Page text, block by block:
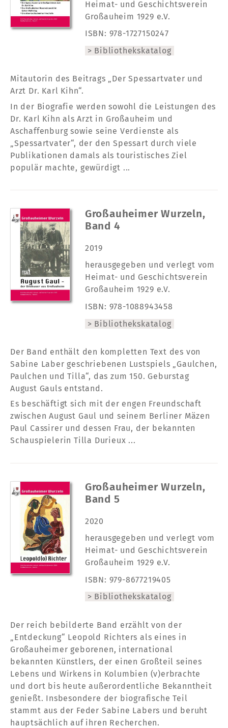
Heimat- und Geschichtsverein
Großauheim 1929 e.V.
ISBN: 978-1727150247
Bibliothekskatalog
Mitautorin des Beitrags „Der Spessartvater und
Arzt Dr. Karl Kihn“.
In der Biografie werden sowohl die Leistungen des
Dr. Karl Kihn als Arzt in Großauheim und
Aschaffenburg sowie seine Verdienste als
„Spessartvater“, der den Spessart durch viele
Publikationen damals als touristisches Ziel
populär machte, gewürdigt ...
Großauheimer Wurzeln,
Band 4
2019
herausgegeben und verlegt vom
Heimat- und Geschichtsverein
Großauheim 1929 e.V.
ISBN: 978-1088943458
Bibliothekskatalog
Der Band enthält den kompletten Text des von
Sabine Laber geschriebenen Lustspiels „Gaulchen,
Paulchen und Tilla“, das zum 150. Geburstag
August Gauls entstand.
Es beschäftigt sich mit der engen Freundschaft
zwischen August Gaul und seinem Berliner Mäzen
Paul Cassirer und dessen Frau, der bekannten
Schauspielerin Tilla Durieux ...
Großauheimer Wurzeln,
Band 5
2020
herausgegeben und verlegt vom
Heimat- und Geschichtsverein
Großauheim 1929 e.V.
ISBN: 979-8677219405
Bibliothekskatalog
Der reich bebilderte Band erzählt von der
„Entdeckung“ Leopold Richters als eines in
Großauheimer geborenen, international
bekannten Künstlers, der einen Großteil seines
Lebens und Wirkens in Kolumbien (v)erbrachte
und dort bis heute außerordentliche Bekanntheit
genießt. Insbesondere der biografische Teil
stammt aus der Feder Sabine Labers und beruht
hauptsächlich auf ihren Recherchen.